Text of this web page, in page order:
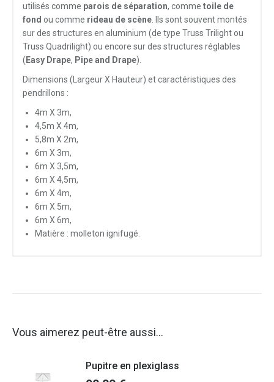
utilisés comme parois de séparation, comme toile de
fond ou comme rideau de scène . Ils sont souvent montés
sur des structures en aluminium (de type Truss Trilight ou
Truss Quadrilight) ou encore sur des structures réglables
(Easy Drape, Pipe and Drape).
Dimensions (Largeur X Hauteur) et caractéristiques des
pendrillons :
4m X 3m,
4,5m X 4m,
5,8m X 2m,
6m X 3m,
6m X 3,5m,
6m X 4,5m,
6m X 4m,
6m X 5m,
6m X 6m,
Matière : molleton ignifugé.
Vous aimerez peut-être aussi…
Pupitre en plexiglass